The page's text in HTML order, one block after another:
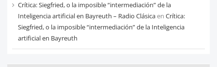
Crítica: Siegfried, o la imposible “intermediación” de la
Inteligencia artificial en Bayreuth – Radio Clásicaen Crítica:
Siegfried, o la imposible “intermediación” de la Inteligencia
artificial en Bayreuth